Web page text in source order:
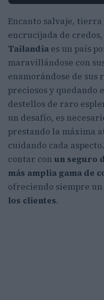
Encanto salvaje,
encrucijada de
Tailandia es un país
maravillándose con
enamorándose de sus
preciosos y quedando
destellos de raro
un desafío, es
prestando la máxima
cuidando cada
contar con un seguro
más amplia gama de
ofreciendo siempre un
los clientes.